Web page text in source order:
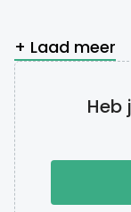
+ Laad meer
Heb